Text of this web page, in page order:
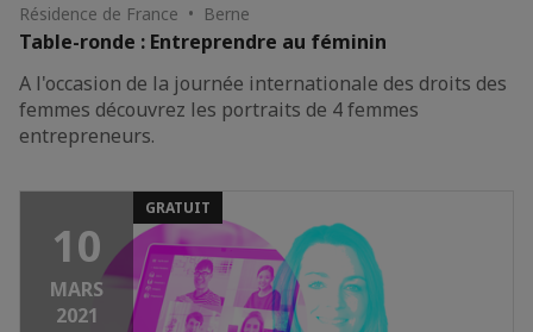
Résidence de France • Berne
Table-ronde : Entreprendre au féminin
A l'occasion de la journée internationale des droits des
femmes découvrez les portraits de 4 femmes
entrepreneurs.
10
MARS
2021
GRATUIT